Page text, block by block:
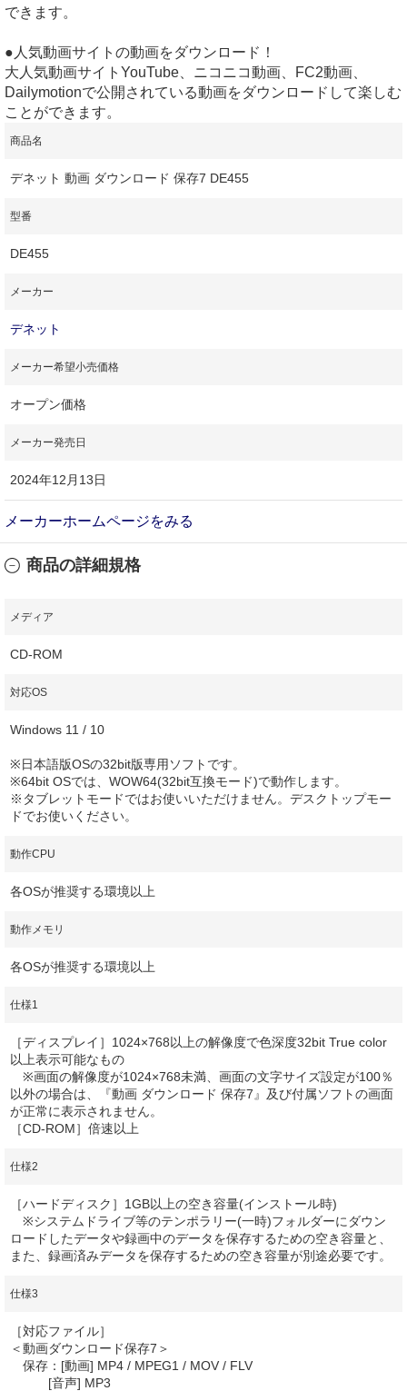
できます。
●人気動画サイトの動画をダウンロード！
大人気動画サイトYouTube、ニコニコ動画、FC2動画、
Dailymotionで公開されている動画をダウンロードして楽しむ
ことができます。
商品名
デネット 動画 ダウンロード 保存7 DE455
型番
DE455
メーカー
デネット
メーカー希望小売価格
オープン価格
メーカー発売日
2024年12月13日
メーカーホームページをみる
商品の詳細規格
メディア
CD-ROM
対応OS
Windows 11 / 10
※日本語版OSの32bit版専用ソフトです。
※64bit OSでは、WOW64(32bit互換モード)で動作します。
※タブレットモードではお使いいただけません。デスクトップモー
ドでお使いください。
動作CPU
各OSが推奨する環境以上
動作メモリ
各OSが推奨する環境以上
仕様1
［ディスプレイ］1024×768以上の解像度で色深度32bit True color
以上表示可能なもの
※画面の解像度が1024×768未満、画面の文字サイズ設定が100％
以外の場合は、『動画 ダウンロード 保存7』及び付属ソフトの画面
が正常に表示されません。
［CD-ROM］倍速以上
仕様2
［ハードディスク］1GB以上の空き容量(インストール時)
※システムドライブ等のテンポラリー(一時)フォルダーにダウン
ロードしたデータや録画中のデータを保存するための空き容量と、
また、録画済みデータを保存するための空き容量が別途必要です。
仕様3
［対応ファイル］
＜動画ダウンロード保存7＞
保存：[動画] MP4 / MPEG1 / MOV / FLV
[音声] MP3